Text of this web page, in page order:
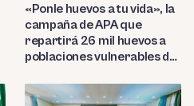
«Ponle huevos a tu vida», la
campaña de APA que
repartirá 26 mil huevos a
poblaciones vulnerables del